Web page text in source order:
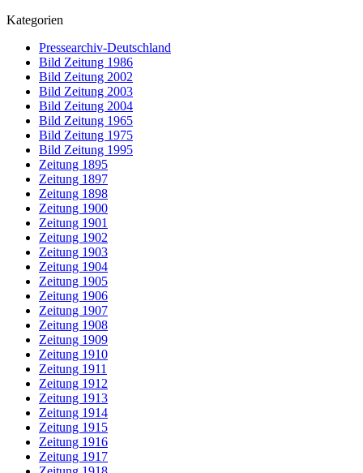
Kategorien
Pressearchiv-Deutschland
Bild Zeitung 1986
Bild Zeitung 2002
Bild Zeitung 2003
Bild Zeitung 2004
Bild Zeitung 1965
Bild Zeitung 1975
Bild Zeitung 1995
Zeitung 1895
Zeitung 1897
Zeitung 1898
Zeitung 1900
Zeitung 1901
Zeitung 1902
Zeitung 1903
Zeitung 1904
Zeitung 1905
Zeitung 1906
Zeitung 1907
Zeitung 1908
Zeitung 1909
Zeitung 1910
Zeitung 1911
Zeitung 1912
Zeitung 1913
Zeitung 1914
Zeitung 1915
Zeitung 1916
Zeitung 1917